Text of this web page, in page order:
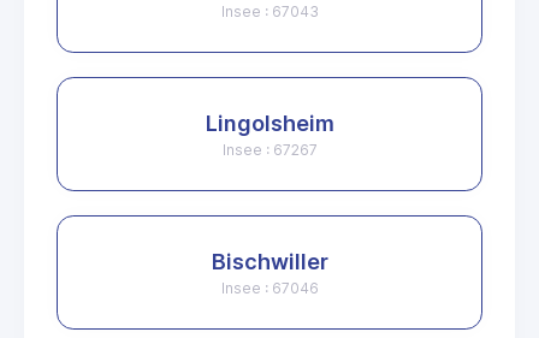
Insee : 67043
Lingolsheim
Insee : 67267
Bischwiller
Insee : 67046